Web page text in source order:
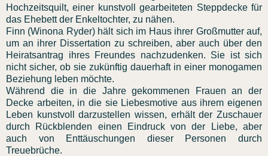
Hochzeitsquilt, einer kunstvoll gearbeiteten Steppdecke für
das Ehebett der Enkeltochter, zu nähen.
Finn (Winona Ryder) hält sich im Haus ihrer Großmutter auf,
um an ihrer Dissertation zu schreiben, aber auch über den
Heiratsantrag ihres Freundes nachzudenken. Sie ist sich
nicht sicher, ob sie zukünftig dauerhaft in einer monogamen
Beziehung leben möchte.
Während die in die Jahre gekommenen Frauen an der
Decke arbeiten, in die sie Liebesmotive aus ihrem eigenen
Leben kunstvoll darzustellen wissen, erhält der Zuschauer
durch Rückblenden einen Eindruck von der Liebe, aber
auch von Enttäuschungen dieser Personen durch
Treuebrüche.